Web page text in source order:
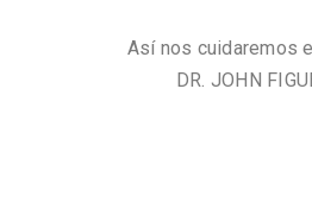
Así nos cuidaremos
DR. JOHN